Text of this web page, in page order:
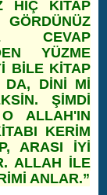
HİÇ KİTAP
CEVAP
YÜZME
BİLE KİTAP
DA, DİNİ Mİ
ŞİMDİ
ALLAH'IN
KERİM
ARASI İYİ
ALLAH İLE
ANLAR.”